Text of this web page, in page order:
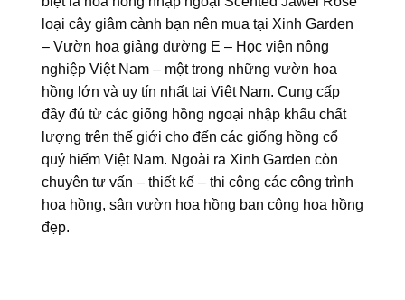
loại cây giâm cành bạn nên mua tại Xinh Garden
– Vườn hoa giảng đường E – Học viện nông
nghiệp Việt Nam – một trong những vườn hoa
hồng lớn và uy tín nhất tại Việt Nam. Cung cấp
đầy đủ từ các giống hồng ngoại nhập khẩu chất
lượng trên thế giới cho đến các giống hồng cổ
quý hiếm Việt Nam. Ngoài ra Xinh Garden còn
chuyên tư vấn – thiết kế – thi công các công trình
hoa hồng, sân vườn hoa hồng ban công hoa hồng
đẹp.